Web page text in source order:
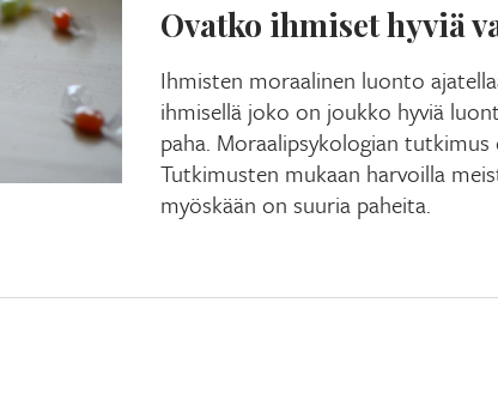
Ovatko ihmiset hyviä
Ihmisten moraalinen luonto
ihmisellä joko on joukko hyviä
paha. Moraalipsykologian
Tutkimusten mukaan harvoilla
myöskään on suuria paheita.